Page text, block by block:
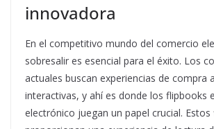
innovadora
En el competitivo mundo del comercio
sobresalir es esencial para el éxito. Los
actuales buscan experiencias de compra
interactivas, y ahí es donde los flipbooks
electrónico juegan un papel crucial.